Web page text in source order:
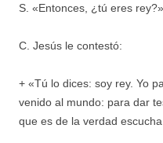
S. «Entonces, ¿tú eres rey?».
C. Jesús le contestó:
+ «Tú lo dices: soy rey. Yo
venido al mundo: para dar
que es de la verdad escucha